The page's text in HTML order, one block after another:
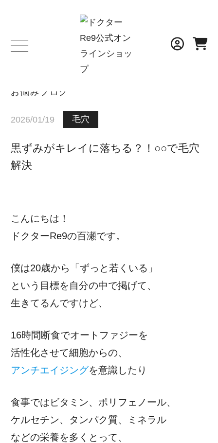
BLOG
お悩みブログ
2026/01/19 毛穴
黒ずみがキレイに落ちる？！○○で毛穴
解決
こんにちは！
ドクターRe9の百瀬です。
僕は20歳から「ずっと若くいる」
という目標を自分の中で掲げて、
生きてるんですけど、
16時間断食でオートファジーを
活性化させて細胞からの、
アンチエイジングを意識したり
食事ではビタミン、ポリフェノール、
ケルセチン、タンパク質、ミネラル
などの栄養を多くとって、